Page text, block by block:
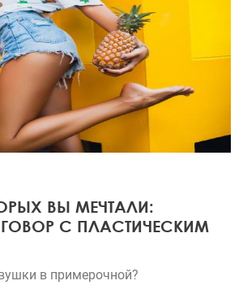
ВЫ МЕЧТАЛИ:
С ПЛАСТИЧЕСКИМ
в примерочной?